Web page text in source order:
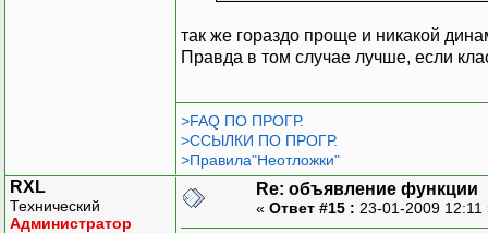
так же гораздо проще и никакой
Правда в том случае лучше, если
>FAQ ПО ПРОГР.
>ССЫЛКИ ПО ПРОГР.
>Правила"Неотложки"
RXL
Технический
Администратор
Re: объявление функции
« Ответ #15 : 23-01-2009